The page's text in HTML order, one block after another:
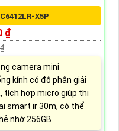
X5P
₫
camera mini
kính có độ phân giải
tích hợp micro giúp thi
smart ir 30m, có thể
nhớ 256GB